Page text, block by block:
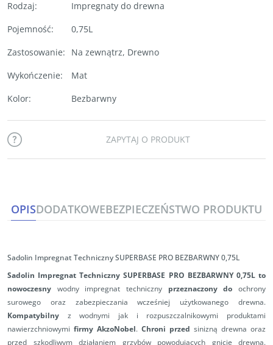
Rodzaj:
Impregnaty do drewna
Pojemność:
0,75L
Zastosowanie: Na zewnątrz, Drewno
Wykończenie:
Mat
Kolor: Bezbarwny
ZAPYTAJ O PRODUKT
OPISDODATKOWEBEZPIECZEŃSTWO PRODUKTU
Sadolin Impregnat Techniczny SUPERBASE PRO BEZBARWNY 0,75L
Sadolin Impregnat Techniczny SUPERBASE PRO BEZBARWNY 0,75L to
nowoczesny wodny impregnat techniczny przeznaczony do ochrony
surowego oraz zabezpieczania wcześniej użytkowanego drewna.
Kompatybilny z wodnymi jak i rozpuszczalnikowymi produktami
nawierzchniowymi firmy AkzoNobel. Chroni przed sinizną drewna oraz
przed szkodliwym działaniem grzybów powodujących gnicie drewna.